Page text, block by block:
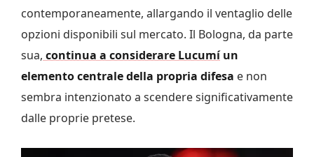
contemporaneamente, allargando il ventaglio delle
opzioni disponibili sul mercato. Il Bologna, da parte
sua, continua a considerare Lucumíun
elemento centrale della propria difesa e non
sembra intenzionato a scendere significativamente
dalle proprie pretese.